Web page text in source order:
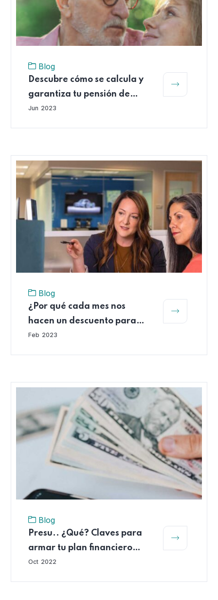
Blog
Descubre cómo se calcula y
garantiza tu pensión de
vejez
Jun 2023
Blog
¿Por qué cada mes nos
hacen un descuento para
cotizar a las AFP?
Feb 2023
Blog
Presu.. ¿Qué? Claves para
armar tu plan financiero
personal
Oct 2022